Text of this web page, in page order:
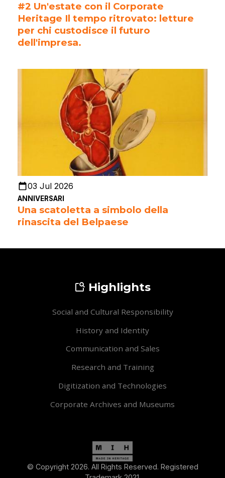
#2 Un'estate con il Corporate
Heritage Il tempo ritrovato: letture
per chi custodisce il futuro
dell'impresa.
03 Jul 2026
ANNIVERSARI
Una scatoletta a simbolo della
rinascita del Belpaese
Highlights
Social and Cultural Responsibility
History and Identity
Communication and Sales
Research and Training
Digitization and Technologies
Corporate Archives and Museums
© Copyright 2026. All Rights Reserved. Registered